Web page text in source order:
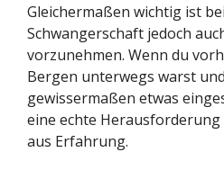
Gleichermaßen wichtig ist
Schwangerschaft jedoch
vorzunehmen. Wenn du
Bergen unterwegs warst
gewissermaßen etwas
eine echte Herausforderung
aus Erfahrung.